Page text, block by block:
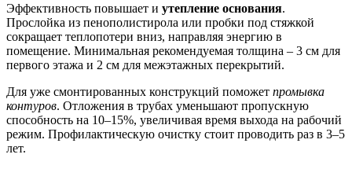
Эффективность повышает и утепление основания.
Прослойка из пенополистирола или пробки под стяжкой
сокращает теплопотери вниз, направляя энергию в
помещение. Минимальная рекомендуемая толщина – 3 см для
первого этажа и 2 см для межэтажных перекрытий.
Для уже смонтированных конструкций поможет промывка
контуров. Отложения в трубах уменьшают пропускную
способность на 10–15%, увеличивая время выхода на рабочий
режим. Профилактическую очистку стоит проводить раз в 3–5
лет.